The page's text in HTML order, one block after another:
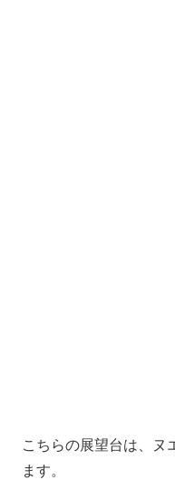
こちらの展望台は、ヌ
ます。